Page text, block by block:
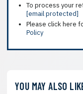
To process your
[email protected]
Please click here
Policy
YOU MAY ALSO